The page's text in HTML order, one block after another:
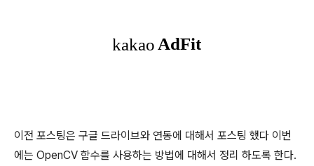
이전 포스팅은 구글 드라이브와 연동에 대해서 포스팅 했다 이번
에는 OpenCV 함수를 사용하는 방법에 대해서 정리 하도록 한다.